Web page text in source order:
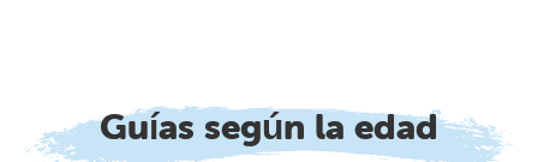
Guías según la edad